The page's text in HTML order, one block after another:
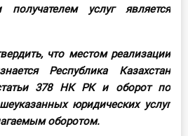
получателем услуг является
что местом реализации
Республика Казахстан
378 НК РК и оборот по
юридических услуг
оборотом.